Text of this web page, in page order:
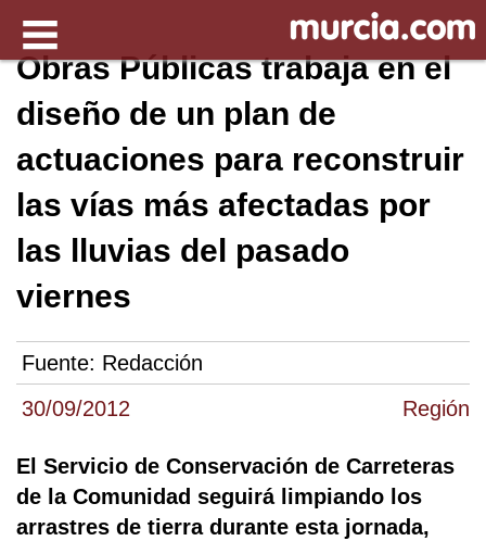
30/09/2012 Región
Obras Públicas trabaja en el
diseño de un plan de
actuaciones para reconstruir
las vías más afectadas por
las lluvias del pasado
viernes
Fuente: Redacción
El Servicio de Conservación de Carreteras
de la Comunidad seguirá limpiando los
arrastres de tierra durante esta jornada,